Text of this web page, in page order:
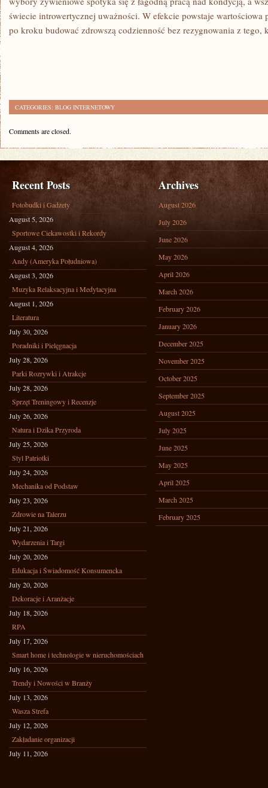
świecie introwertycznej uważności. W efekcie powstaje
po kroku budować zdrowszą codzienność bez rezygnowania z tego,
CATEGORIES: BLOG INTERNETOWY
Comments are closed.
Recent Posts
Fotobudki i Gadżety
August 5, 2026
Sportowe Ciekawostki i Rekordy
August 4, 2026
Andy (Ameryka Południowa)
August 3, 2026
Muzyka Relaksacyjna i Medytacyjna
August 1, 2026
Literatura
July 30, 2026
Poradniki i Pielęgnacja
July 28, 2026
Parki Rozrywki i Atrakcje
July 28, 2026
Sprzęt Treningowy i Recenzje
July 26, 2026
Natura i Dzika Przyroda
July 25, 2026
Styl Patriotki
July 24, 2026
Mechanika od Podstaw
July 23, 2026
Zdrowie na Talerzu
July 21, 2026
Wydarzenia i Targi
July 20, 2026
Edukacja i Świadomość Konsumencka
July 20, 2026
Dekoracje i Aranżacje
July 18, 2026
RPA
July 17, 2026
Smart home i technologie w nieruchomościach
July 16, 2026
Trendy i Nowości w Branży
July 13, 2026
Wasza Strefa
July 12, 2026
Zakładanie organizacji
July 11, 2026
Archives
August 2026
July 2026
June 2026
May 2026
April 2026
March 2026
February 2026
January 2026
December 2025
November 2025
October 2025
September 2025
August 2025
July 2025
June 2025
May 2025
April 2025
March 2025
February 2025